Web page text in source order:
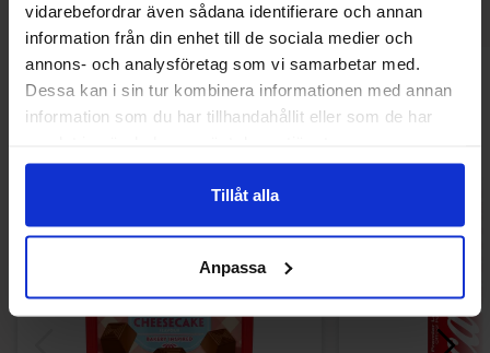
vidarebefordrar även sådana identifierare och annan
information från din enhet till de sociala medier och
annons- och analysföretag som vi samarbetar med.
Dessa kan i sin tur kombinera informationen med annan
information som du har tillhandahållit eller som de har
Tillåt alla
Anpassa
Andre kjøpte også